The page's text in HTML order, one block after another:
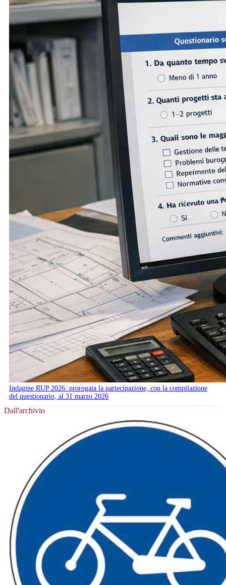
Indagine RUP 2026: prorogata la partecipazione, con la compilazione
del questionario, al 31 marzo 2026
Dall'archivio